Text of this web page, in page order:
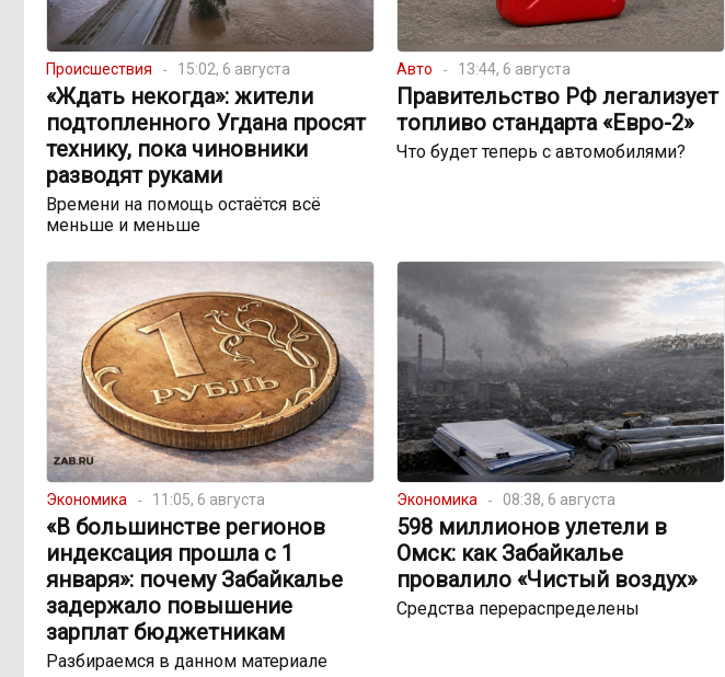
Происшествия 15:02, 6 августа
«Ждать некогда»: жители
подтопленного Угдана просят
технику, пока чиновники
разводят руками
Времени на помощь остаётся всё
меньше и меньше
Авто 13:44, 6 августа
Правительство РФ легализует
топливо стандарта «Евро-2»
Что будет теперь с автомобилями?
Экономика 11:05, 6 августа
«В большинстве регионов
индексация прошла с 1
января»: почему Забайкалье
задержало повышение
зарплат бюджетникам
Разбираемся в данном материале
Экономика 08:38, 6 августа
598 миллионов улетели в
Омск: как Забайкалье
провалило «Чистый воздух»
Средства перераспределены